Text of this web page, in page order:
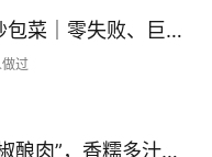
粉丝鸡蛋炒包菜｜零失败、巨下饭
过
下饭菜“青椒酿肉”，香糯多汁鲜嫩下饭